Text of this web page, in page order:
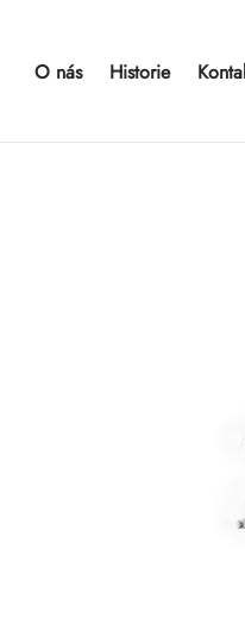
O nás Historie